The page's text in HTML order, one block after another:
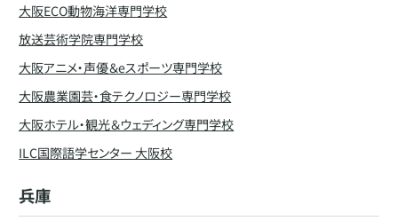
大阪ECO動物海洋専門学校
放送芸術学院専門学校
大阪アニメ・声優＆eスポーツ専門学校
大阪農業園芸・食テクノロジー専門学校
大阪ホテル・観光＆ウェディング専門学校
ILC国際語学センター 大阪校
兵庫